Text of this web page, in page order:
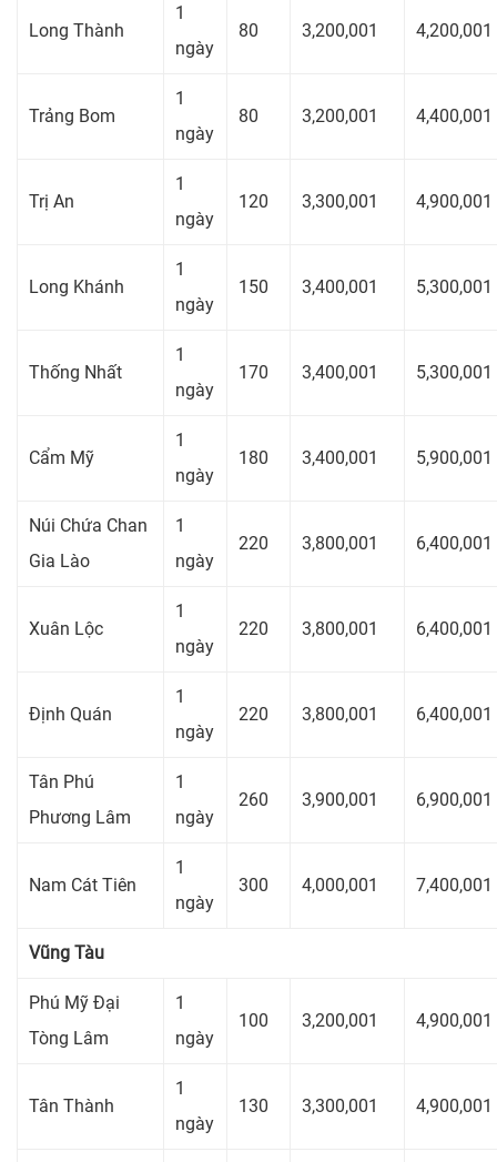
Long Thành
1
ngày
80 3,200,001 4,200,001
Trảng Bom
1
ngày
80 3,200,001 4,400,001
Trị An
1
ngày
120 3,300,001 4,900,001
Long Khánh
1
ngày
150 3,400,001 5,300,001
Thống Nhất
1
ngày
170 3,400,001 5,300,001
Cẩm Mỹ
1
ngày
180 3,400,001 5,900,001
Núi Chứa Chan
Gia Lào
1
ngày
220 3,800,001 6,400,001
Xuân Lộc
1
ngày
220 3,800,001 6,400,001
Định Quán
1
ngày
220 3,800,001 6,400,001
Tân Phú
Phương Lâm
1
ngày
260 3,900,001 6,900,001
Nam Cát Tiên
1
ngày
300 4,000,001 7,400,001
Vũng Tàu
Phú Mỹ Đại
Tòng Lâm
1
ngày
100 3,200,001 4,900,001
Tân Thành
1
ngày
130 3,300,001 4,900,001